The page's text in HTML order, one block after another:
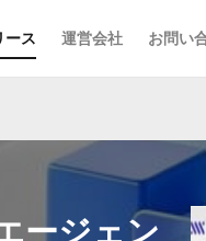
ース 運営会社 お問い
ージェン